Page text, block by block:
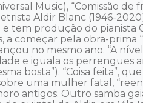
Music), “Comissão de
Aldir Blanc (1946-
e tem produção do pianista
começar pela obra-prima
no mesmo ano. “A
e iguala os perrengues
bosta”). “Coisa feita”,
uma mulher fatal,
antigos. Outro samba